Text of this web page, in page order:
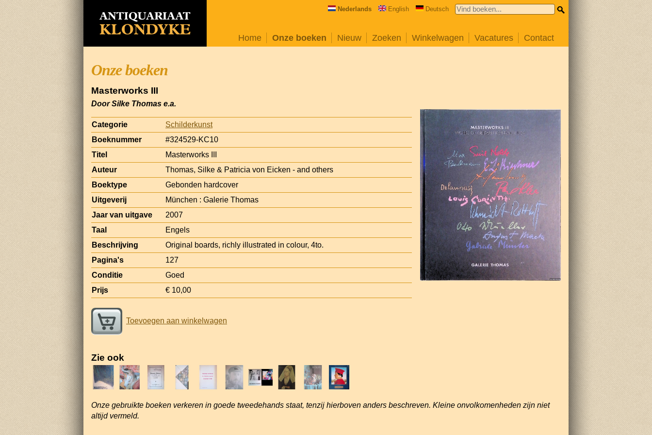
Nederlands English Deutsch
Home Onze boeken Nieuw Zoeken Winkelwagen Vacatures Contact
Onze boeken
Masterworks III
Door Silke Thomas e.a.
Categorie
Schilderkunst
Boeknummer
#324529-KC10
Titel
Masterworks III
Auteur
Thomas, Silke & Patricia von Eicken - and others
Boektype
Gebonden hardcover
Uitgeverij
München : Galerie Thomas
Jaar van uitgave
2007
Taal
Engels
Beschrijving
Original boards, richly illustrated in colour, 4to.
Pagina's
127
Conditie
Goed
Prijs
€ 10,00
Toevoegen aan winkelwagen
Zie ook
Onze gebruikte boeken verkeren in goede tweedehands staat, tenzij hierboven anders beschreven. Kleine onvolkomenheden zijn niet
altijd vermeld.